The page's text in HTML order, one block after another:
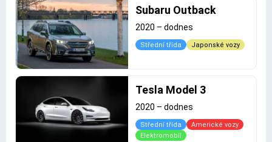
Subaru Outback
2020 – dodnes
Střední třída Japonské vozy
Tesla Model 3
2020 – dodnes
Střední třída
Americké vozy
Elektromobil